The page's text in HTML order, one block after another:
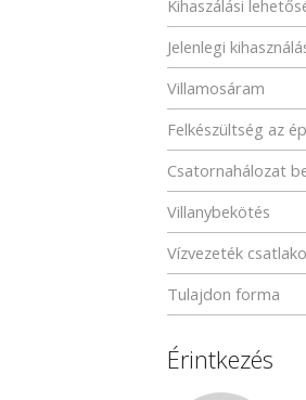
Kihaszálási
Jelenlegi
Villamosáram
Felkészültség az
Csatornahálozat
Villanybekötés
Vízvezeték
Tulajdon forma
Érintkezés